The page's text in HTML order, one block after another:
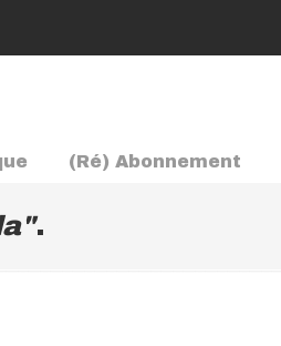
(Ré) Abonnement
.